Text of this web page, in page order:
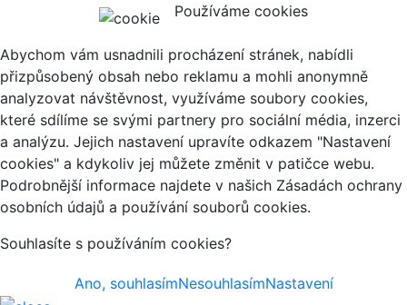
Používáme cookies
Abychom vám usnadnili procházení stránek, nabídli
přizpůsobený obsah nebo reklamu a mohli anonymně
analyzovat návštěvnost, využíváme soubory cookies,
které sdílíme se svými partnery pro sociální média, inzerci
a analýzu. Jejich nastavení upravíte odkazem "Nastavení
cookies" a kdykoliv jej můžete změnit v patičce webu.
Podrobnější informace najdete v našich Zásadách ochrany
osobních údajů a používání souborů cookies.
Souhlasíte s používáním cookies?
Ano, souhlasímNesouhlasímNastavení